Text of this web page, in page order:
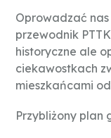
Oprowadzać
przewodnik
historyczne ale
ciekawostkach
mieszkańcami
Przybliżony plan